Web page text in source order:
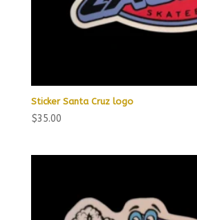
Sticker Santa Cruz logo
$35.00